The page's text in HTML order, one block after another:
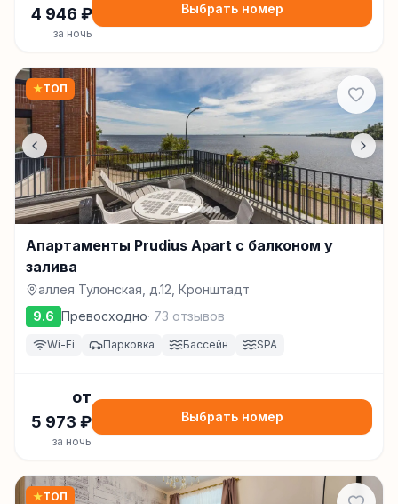
4 946 ₽
за ночь
Выбрать номер
★ТОП
Апартаменты Prudius Apart с балконом у
залива
аллея Тулонская, д.12, Кронштадт
9.6 Превосходно· 73 отзывов
Wi-Fi Парковка Бассейн SPA
от
5 973 ₽
за ночь
Выбрать номер
★ТОП